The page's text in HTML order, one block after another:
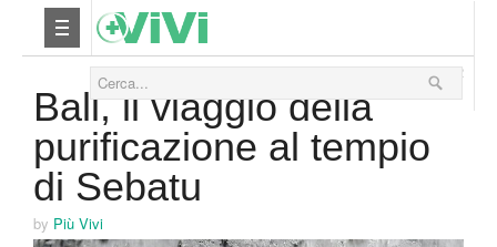
Yoga
10 Luglio 2012
Bali, il viaggio della
purificazione al tempio
di Sebatu
by Più Vivi